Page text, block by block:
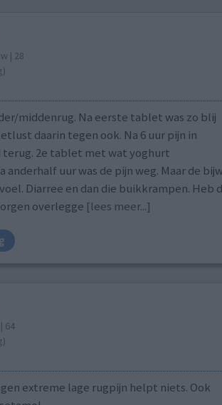
| 28
middenrug. Na eerste tablet was zo blij
daarin tegen ook. Na 6 uur pijn in
terug. 2e tablet met wat yoghurt
anderhalf uur was de pijn weg. Maar de
Diarree en dan die buikkrampen.
overlegge [lees meer...]
64
extreme lage rugpijn helpt niets. Ook